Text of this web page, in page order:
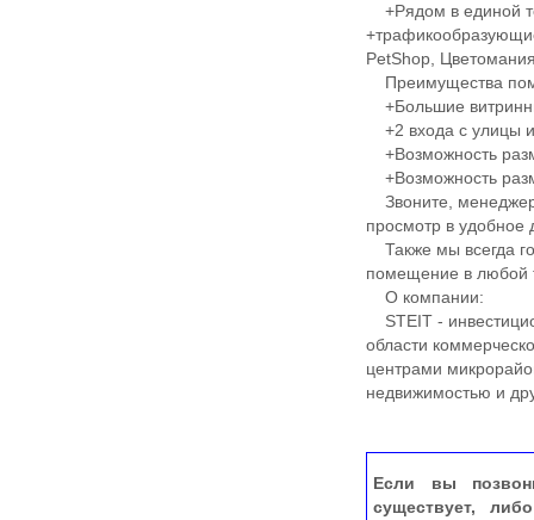
+Рядом в единой
PetShop,
Преимущества
+Большие
+2 входа с улицы
+Возможность
+Возможность
Звоните,
просмотр в удобное
Также мы всегда
помещение в любой
О компании:
STEIT -
области
центрами
недвижимостью и
Если вы
существует,